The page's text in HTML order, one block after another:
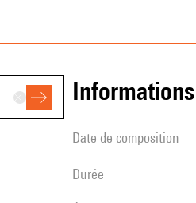
date de composition
durée